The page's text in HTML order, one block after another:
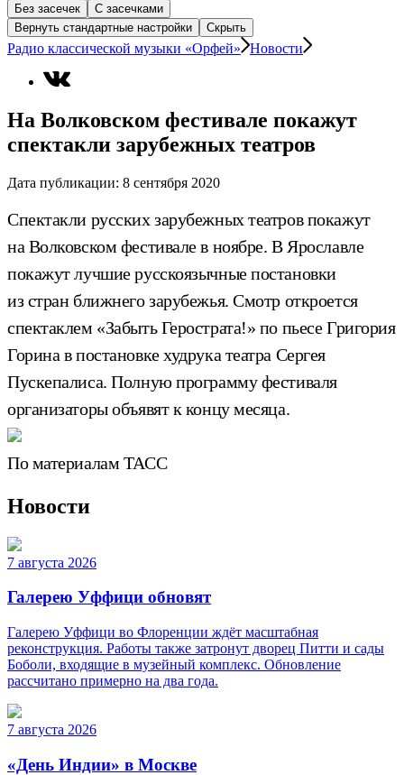
Без засечек
С засечками
Вернуть стандартные настройки
Скрыть
Радио классической музыки «Орфей» Новости
На Волковском фестивале покажут
спектакли зарубежных театров
Дата публикации: 8 сентября 2020
Спектакли русских зарубежных театров покажут
на Волковском фестивале в ноябре. В Ярославле
покажут лучшие русскоязычные постановки
из стран ближнего зарубежья. Смотр откроется
спектаклем «Забыть Герострата!» по пьесе Григория
Горина в постановке худрука театра Сергея
Пускепалиса. Полную программу фестиваля
организаторы объявят к концу месяца.
По материалам ТАСС
Новости
7 августа 2026
Галерею Уффици обновят
Галерею Уффици во Флоренции ждёт масштабная
реконструкция. Работы также затронут дворец Питти и сады
Боболи, входящие в музейный комплекс. Обновление
рассчитано примерно на два года.
7 августа 2026
«День Индии» в Москве